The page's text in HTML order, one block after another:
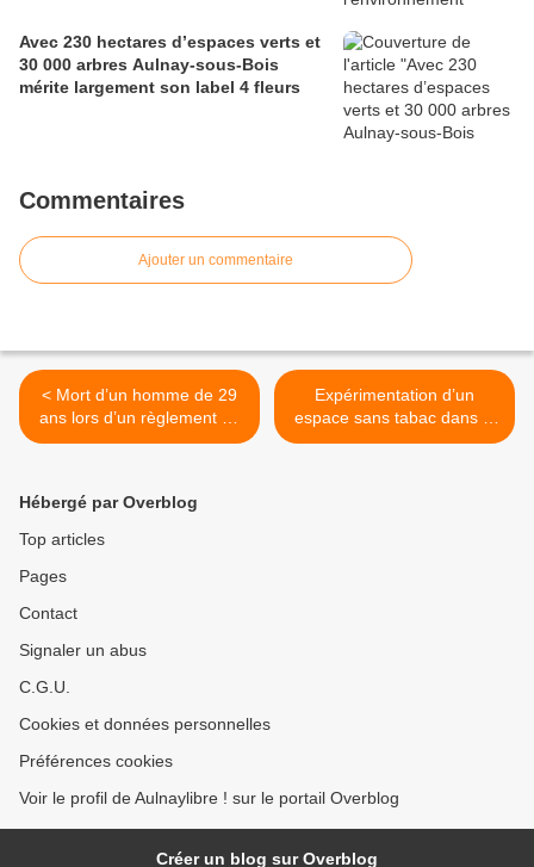
Avec 230 hectares d’espaces verts et
30 000 arbres Aulnay-sous-Bois
mérite largement son label 4 fleurs
Commentaires
Ajouter un commentaire
< Mort d’un homme de 29
ans lors d’un règlement de
compte entre bandes
Expérimentation d’un
espace sans tabac dans le
parc Gainville à Aulnay-
Hébergé par Overblog
Top articles
Pages
Contact
Signaler un abus
C.G.U.
Cookies et données personnelles
Préférences cookies
Voir le profil de Aulnaylibre ! sur le portail Overblog
Créer un blog sur Overblog